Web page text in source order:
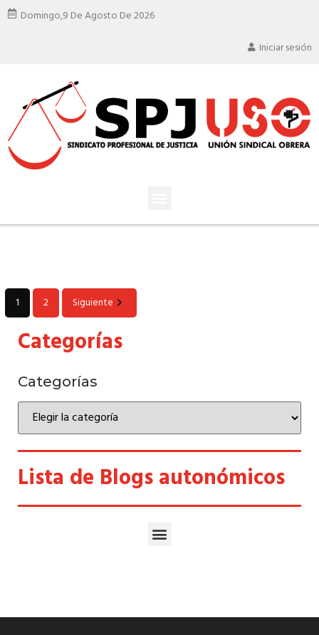
Domingo,9 De Agosto De 2026
Iniciar sesión
1 2 Siguiente
Categorías
Categorías
Lista de Blogs autonómicos